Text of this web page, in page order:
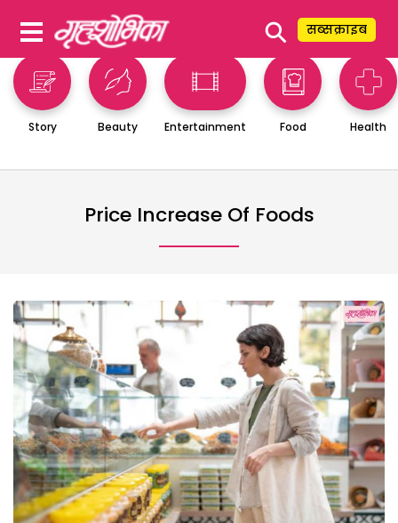
⚲ सब्सक्राइब
Story Beauty Entertainment Food Health
Price Increase Of Foods